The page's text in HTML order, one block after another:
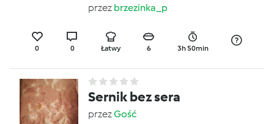
przez brzezinka_p
0 0 Łatwy 6 3h 50min
Sernik bez sera
przezGość